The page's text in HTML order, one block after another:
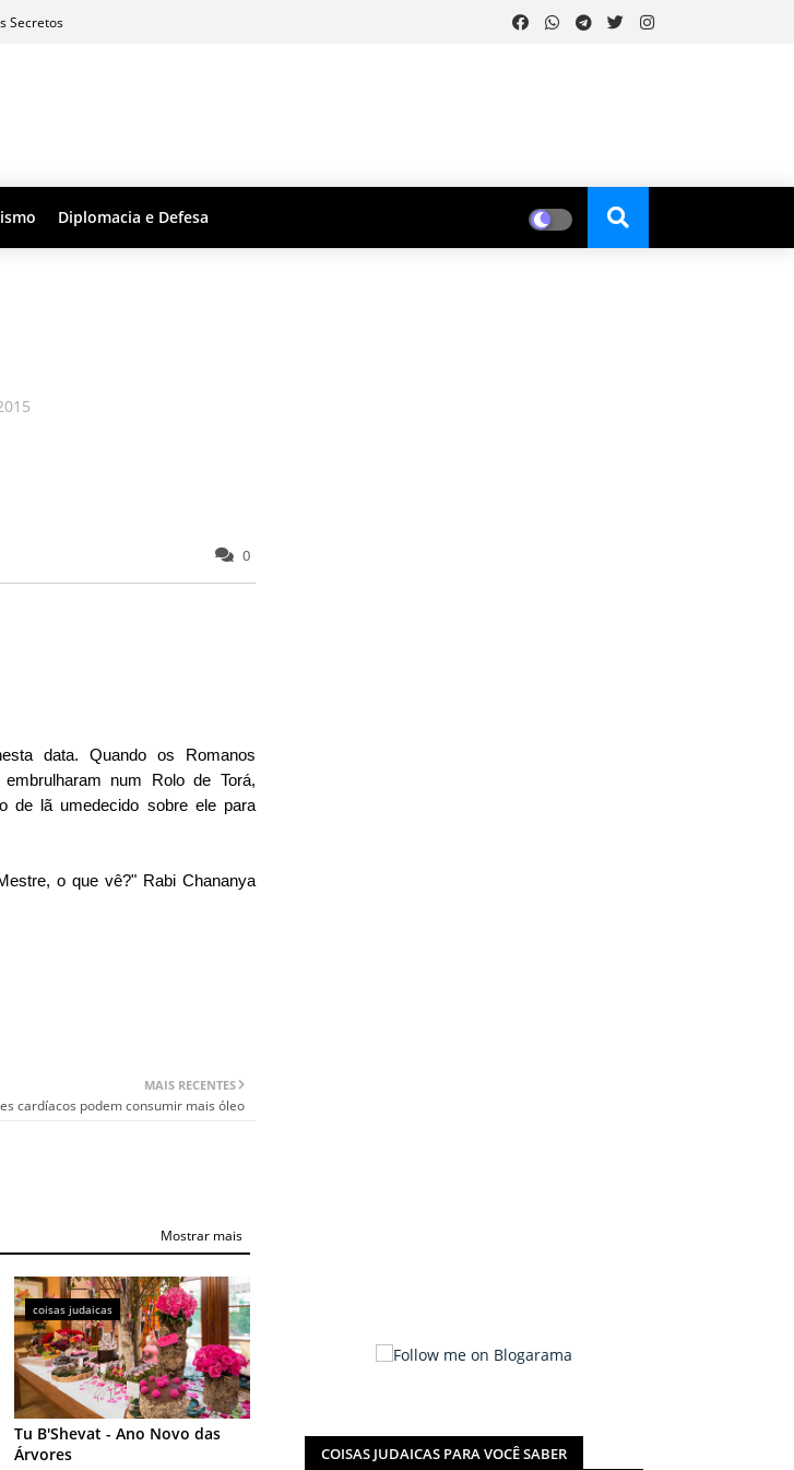
Secretos
Diplomacia e Defesa
0
data. Quando os Romanos
num Rolo de Torá,
de lã umedecido sobre ele para
o que vê?" Rabi Chananya
MAIS RECENTES
cardíacos podem consumir mais óleo
Mostrar mais
coisas judaicas
Tu B'Shevat - Ano Novo das
Árvores
COISAS JUDAICAS PARA VOCÊ SABER